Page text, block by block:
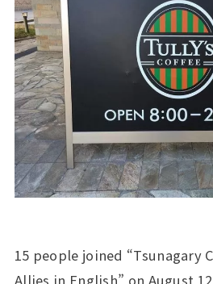
15 people joined “Tsunagary
Allies in English” on August